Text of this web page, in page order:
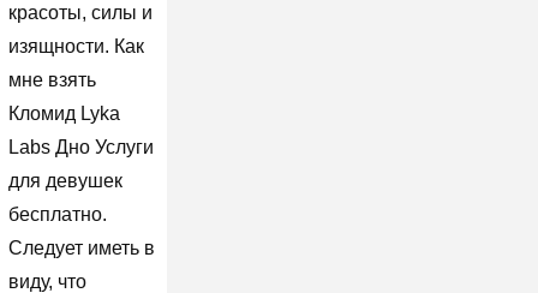
красоты, силы и
изящности. Как
мне взять
Кломид Lyka
Labs Дно Услуги
для девушек
бесплатно.
Следует иметь в
виду, что